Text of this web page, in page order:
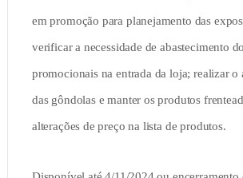
em promoção para planejamento das
verificar a necessidade de abastecimento
promocionais na entrada da loja; realizar o
das gôndolas e manter os produtos
alterações de preço na lista de produtos.